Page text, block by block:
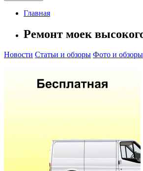
Главная
Ремонт моек
Новости Статьи и обзоры Фото и обзоры